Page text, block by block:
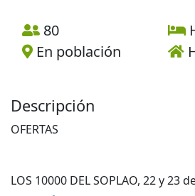
80
En población
Descripción
OFERTAS
LOS 10000 DEL SOPLAO, 22 y 23